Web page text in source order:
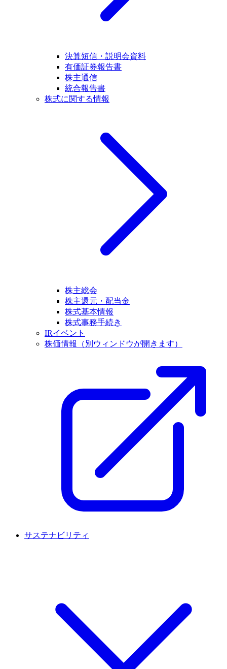
決算短信・説明会資料
有価証券報告書
株主通信
統合報告書
株式に関する情報
株主総会
株主還元・配当金
株式基本情報
株式事務手続き
IRイベント
株価情報
（別ウィンドウが開きます）
サステナビリティ